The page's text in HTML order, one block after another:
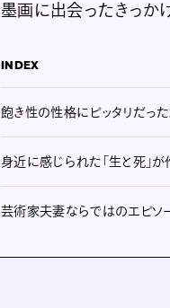
墨画に出会ったきっか
INDEX
飽き性の性格にピッタリだっ
身近に感じられた「生と死」
芸術家夫妻ならではのエピソ